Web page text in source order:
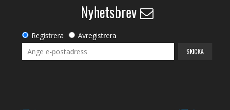
Nyhetsbrev
Registrera Avregistrera
SKICKA